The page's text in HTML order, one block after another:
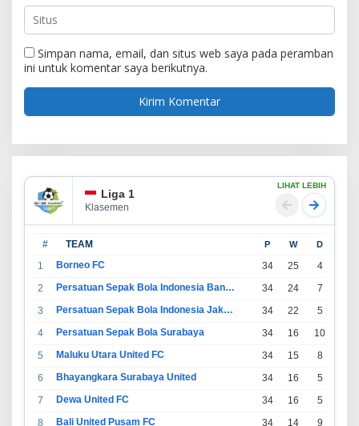
Simpan nama, email, dan situs web saya pada peramban
ini untuk komentar saya berikutnya.
Liga 1
Klasemen
LIHAT LEBIH
# TEAM P W D
1 Borneo FC 34 25 4
2
Persatuan Sepak Bola Indonesia Bandung 34 24 7
3
Persatuan Sepak Bola Indonesia Jakarta 34 22 5
4
Persatuan Sepak Bola Surabaya 34 16 10
5
Maluku Utara United FC 34 15 8
6
Bhayangkara Surabaya United 34 16 5
7
Dewa United FC 34 16 5
8
Bali United Pusam FC 34 14 9